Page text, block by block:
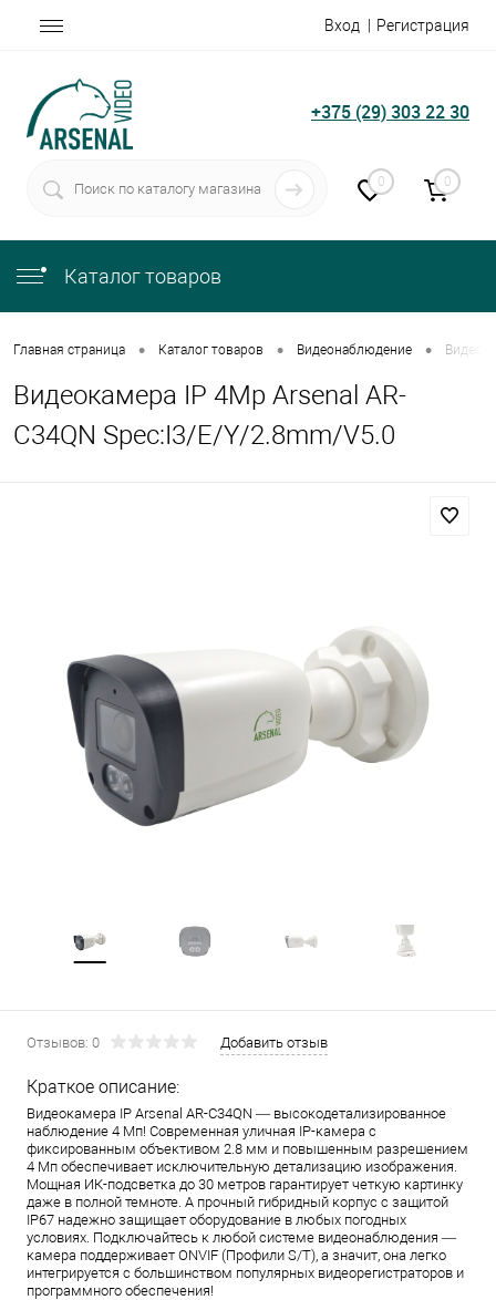
Вход Регистрация
+375 (29) 303 22 30
0 0
Каталог товаров
Главная страница • Каталог товаров • Видеонаблюдение •
Видеокамера IP 4Mp Arsenal AR-
C34QN Spec:I3/E/Y/2.8mm/V5.0
Отзывов: 0 Добавить отзыв
Краткое описание:
Видеокамера IP Arsenal AR-C34QN — высокодетализированное
наблюдение 4 Мп! Современная уличная IP-камера с
фиксированным объективом 2.8 мм и повышенным разрешением
4 Мп обеспечивает исключительную детализацию изображения.
Мощная ИК-подсветка до 30 метров гарантирует четкую картинку
даже в полной темноте. А прочный гибридный корпус с защитой
IP67 надежно защищает оборудование в любых погодных
условиях. Подключайтесь к любой системе видеонаблюдения —
камера поддерживает ONVIF (Профили S/T), а значит, она легко
интегрируется с большинством популярных видеорегистраторов и
программного обеспечения!